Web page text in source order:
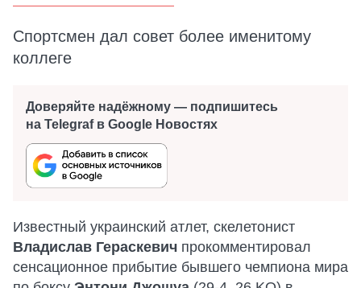
Спортсмен дал совет более именитому
коллеге
Доверяйте надёжному — подпишитесь
на Telegraf в Google Новостях
Известный украинский атлет, скелетонист
Владислав Гераскевич прокомментировал
сенсационное прибытие бывшего чемпиона мира